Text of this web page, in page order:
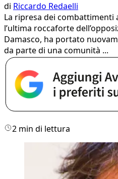
di Riccardo Redaelli
La ripresa dei combattimenti
l’ultima roccaforte
Damasco, ha portato
da parte di una comunità ...
2 min di lettura